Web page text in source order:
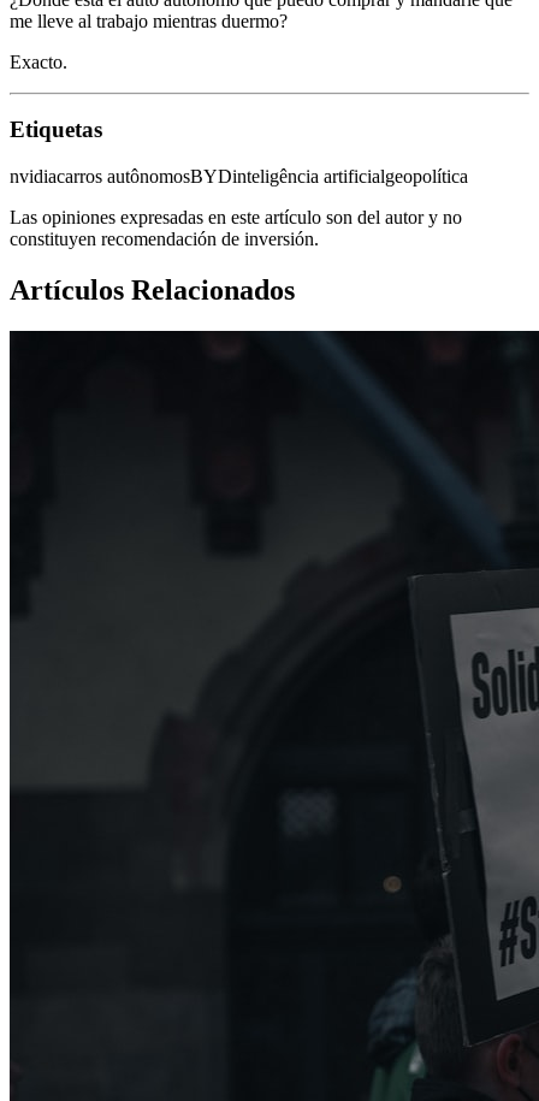
me lleve al trabajo mientras duermo?
Exacto.
Etiquetas
nvidiacarros autônomosBYDinteligência artificialgeopolítica
Las opiniones expresadas en este artículo son del autor y no
constituyen recomendación de inversión.
Artículos Relacionados